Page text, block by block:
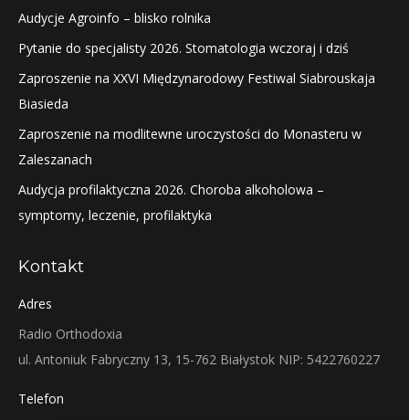
Audycje Agroinfo – blisko rolnika
Pytanie do specjalisty 2026. Stomatologia wczoraj i dziś
Zaproszenie na XXVI Międzynarodowy Festiwal Siabrouskaja
Biasieda
Zaproszenie na modlitewne uroczystości do Monasteru w
Zaleszanach
Audycja profilaktyczna 2026. Choroba alkoholowa –
symptomy, leczenie, profilaktyka
Kontakt
Adres
Radio Orthodoxia
ul. Antoniuk Fabryczny 13, 15-762 Białystok NIP: 5422760227
Telefon